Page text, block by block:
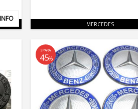
Lägg till i favoriter
INFO
MERCEDES
SPARA
45%